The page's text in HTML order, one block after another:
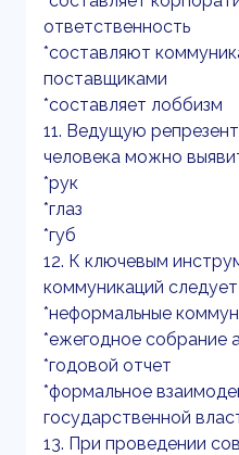
ответственность
*составляют
поставщиками
*составляет лоббизм
11. Ведущую
человека можно
*рук
*глаз
*губ
12. К ключевым
коммуникаций
*неформальные
*ежегодное собрание
*годовой отчет
*формальное
государственной
13. При проведении